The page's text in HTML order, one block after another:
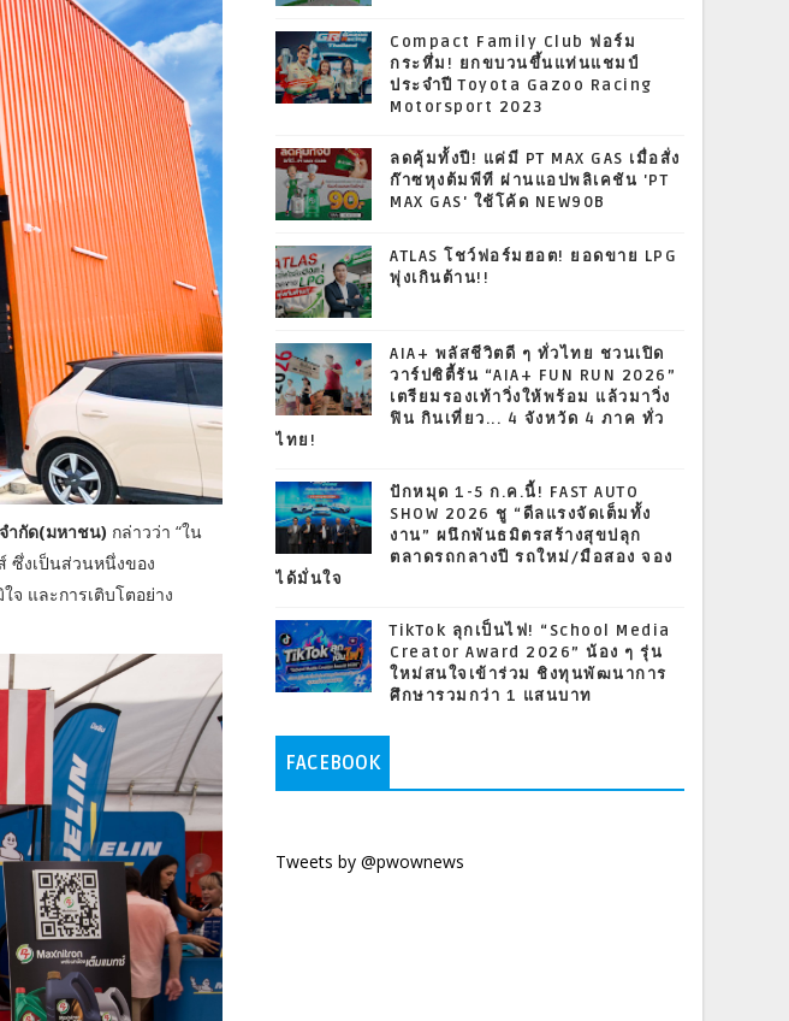
ำกัด(มหาชน) กล่าวว่า “ใน
ซึ่งเป็นส่วนหนึ่งของ
จ และการเติบโตอย่าง
Compact Family Club ฟอร์ม
กระหึ่ม! ยกขบวนขึ้นแท่นแชมป์
ประจำปี Toyota Gazoo Racing
Motorsport 2023
ลดคุ้มทั้งปี! แค่มี PT MAX GAS เมื่อสั่ง
ก๊าซหุงต้มพีที ผ่านแอปพลิเคชัน 'PT
MAX GAS' ใช้โค้ด NEW90B
ATLAS โชว์ฟอร์มฮอต! ยอดขาย LPG
พุ่งเกินต้าน!!
AIA+ พลัสชีวิตดี ๆ ทั่วไทย ชวนเปิด
วาร์ปซิตี้รัน “AIA+ FUN RUN 2026”
เตรียมรองเท้าวิ่งให้พร้อม แล้วมาวิ่ง
ฟิน กินเที่ยว... 4 จังหวัด 4 ภาค ทั่ว
ไทย!
ปักหมุด 1-5 ก.ค.นี้! FAST AUTO
SHOW 2026 ชู “ดีลแรงจัดเต็มทั้ง
งาน” ผนึกพันธมิตรสร้างสุขปลุก
ตลาดรถกลางปี รถใหม่/มือสอง จอง
ได้มั่นใจ
TikTok ลุกเป็นไฟ! “School Media
Creator Award 2026” น้อง ๆ รุ่น
ใหม่สนใจเข้าร่วม ชิงทุนพัฒนาการ
ศึกษารวมกว่า 1 แสนบาท
FACEBOOK
Tweets by @pwownews